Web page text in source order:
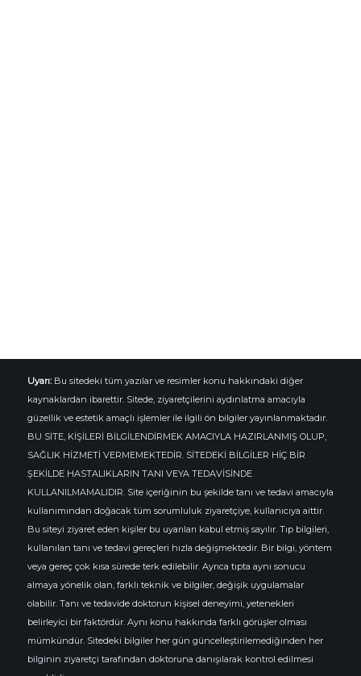
Uyarı:Bu sitedeki tüm yazılar ve resimler konu hakkındaki diğer
kaynaklardan ibarettir. Sitede, ziyaretçilerini aydınlatma amacıyla
güzellik ve estetik amaçlı işlemler ile ilgili ön bilgiler yayınlanmaktadır.
BU SİTE, KİŞİLERİ BİLGİLENDİRMEK AMACIYLA HAZIRLANMIŞ OLUP,
SAĞLIK HİZMETİ VERMEMEKTEDİR. SİTEDEKİ BİLGİLER HİÇ BİR
ŞEKİLDE HASTALIKLARIN TANI VEYA TEDAVİSİNDE
KULLANILMAMALIDIR. Site içeriğinin bu şekilde tanı ve tedavi amacıyla
kullanımından doğacak tüm sorumluluk ziyaretçiye, kullanıcıya aittir.
Bu siteyi ziyaret eden kişiler bu uyarıları kabul etmiş sayılır. Tıp bilgileri,
kullanılan tanı ve tedavi gereçleri hızla değişmektedir. Bir bilgi, yöntem
veya gereç çok kısa sürede terk edilebilir. Ayrıca tıpta aynı sonucu
almaya yönelik olan, farklı teknik ve bilgiler, değişik uygulamalar
olabilir. Tanı ve tedavide doktorun kişisel deneyimi, yetenekleri
belirleyici bir faktördür. Aynı konu hakkında farklı görüşler olması
mümkündür. Sitedeki bilgiler her gün güncelleştirilemediğinden her
bilginin ziyaretçi tarafından doktoruna danışılarak kontrol edilmesi